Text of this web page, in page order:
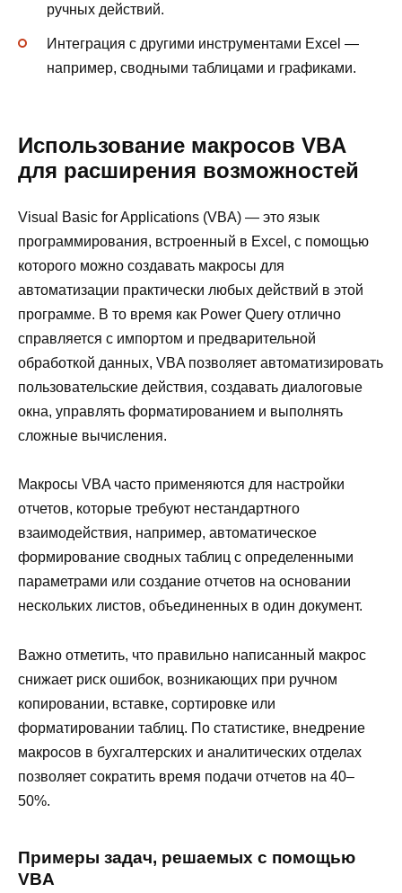
ручных действий.
Интеграция с другими инструментами Excel —
например, сводными таблицами и графиками.
Использование макросов VBA
для расширения возможностей
Visual Basic for Applications (VBA) — это язык
программирования, встроенный в Excel, с помощью
которого можно создавать макросы для
автоматизации практически любых действий в этой
программе. В то время как Power Query отлично
справляется с импортом и предварительной
обработкой данных, VBA позволяет автоматизировать
пользовательские действия, создавать диалоговые
окна, управлять форматированием и выполнять
сложные вычисления.
Макросы VBA часто применяются для настройки
отчетов, которые требуют нестандартного
взаимодействия, например, автоматическое
формирование сводных таблиц с определенными
параметрами или создание отчетов на основании
нескольких листов, объединенных в один документ.
Важно отметить, что правильно написанный макрос
снижает риск ошибок, возникающих при ручном
копировании, вставке, сортировке или
форматировании таблиц. По статистике, внедрение
макросов в бухгалтерских и аналитических отделах
позволяет сократить время подачи отчетов на 40–
50%.
Примеры задач, решаемых с помощью
VBA